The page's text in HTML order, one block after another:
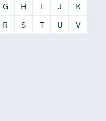
G H I J
K
R S T U
V